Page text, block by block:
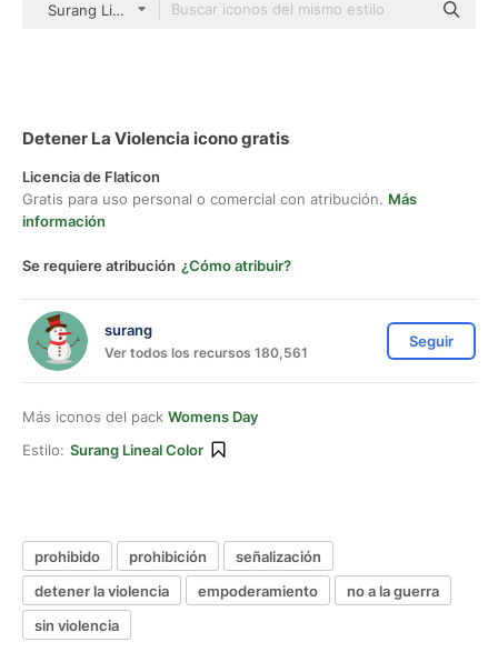
Surang Lineal Color
Detener La Violencia icono gratis
Licencia de Flaticon
Gratis para uso personal o comercial con atribución. Más
información
Se requiere atribución ¿Cómo atribuir?
surang
Ver todos los recursos 180,561
Seguir
Más iconos del pack Womens Day
Estilo: Surang Lineal Color
prohibido prohibición
señalización
detener la violencia
empoderamiento
no a la guerra
sin violencia